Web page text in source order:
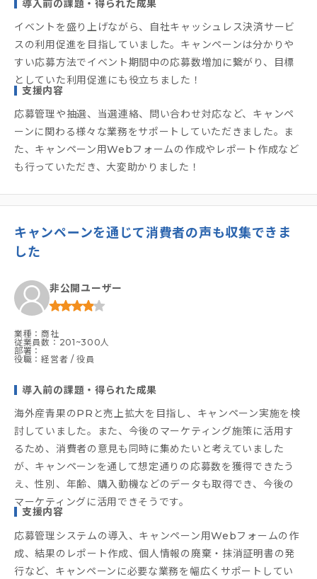
導入前の課題・得られた成果
イベントを盛り上げながら、自社キャッシュレス決済サービ
スの利用促進を目指していました。キャンペーンは分かりや
すい応募方法でイベント期間中の応募数増加に繋がり、目標
としていた利用促進にも役立ちました！
支援内容
応募管理や抽選、当選連絡、問い合わせ対応など、キャンペ
ーンに関わる様々な業務をサポートしていただきました。ま
た、キャンペーン用Webフォームの作成やレポート作成など
も行っていただき、大変助かりました！
キャンペーンを通じて消費者の声も収集できま
した
非公開ユーザー
業種：商社
従業員数：201~300人
部署：
役職：経営者 / 役員
導入前の課題・得られた成果
海外産青果のPRと売上拡大を目指し、キャンペーン実施を検
討していました。また、今後のマーケティング施策に活用す
るため、消費者の意見も同時に集めたいと考えていました
が、キャンペーンを通して想定通りの応募数を獲得できたう
え、性別、年齢、購入動機などのデータも取得でき、今後の
マーケティングに活用できそうです。
支援内容
応募管理システムの導入、キャンペーン用Webフォームの作
成、結果のレポート作成、個人情報の廃棄・抹消証明書の発
行など、キャンペーンに必要な業務を幅広くサポートしてい